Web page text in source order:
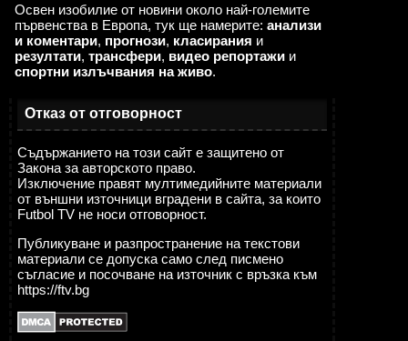
Освен изобилие от новини около най-големите
първенства в Европа, тук ще намерите: анализи
и коментари, прогнози, класирания и
резултати, трансфери, видео репортажи и
спортни излъчвания на живо.
Отказ от отговорност
Съдържанието на този сайт е защитено от
Закона за авторското право.
Изключение правят мултимедийните материали
от външни източници вградени в сайта, за които
Futbol TV не носи отговорност.
Публикуване и разпространение на текстови
материали се допуска само след писмено
съгласие и посочване на източник с връзка към
https://ftv.bg